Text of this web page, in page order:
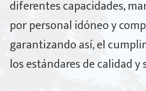
diferentes capacidades,
por personal idóneo y
garantizando así, el
los estándares de calidad y